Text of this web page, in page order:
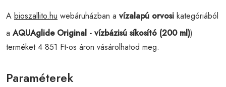
A bioszallito.hu webáruházban a vízalapú orvosi kategóriából
a AQUAglide Original - vízbázisú síkosító (200 ml))
terméket 4 851 Ft-os áron vásárolhatod meg.
Paraméterek